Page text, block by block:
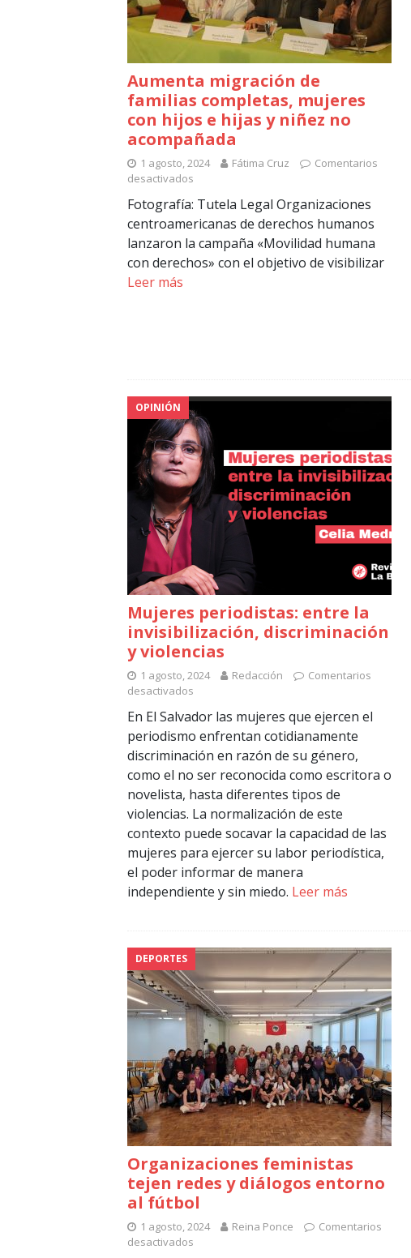
Aumenta migración de
familias completas, mujeres
con hijos e hijas y niñez no
acompañada
1 agosto, 2024 Fátima Cruz
Comentarios
desactivados
Fotografía: Tutela Legal Organizaciones
centroamericanas de derechos humanos
lanzaron la campaña «Movilidad humana
con derechos» con el objetivo de visibilizar
Leer más
OPINIÓN
Mujeres periodistas: entre la
invisibilización, discriminación
y violencias
1 agosto, 2024 Redacción
Comentarios
desactivados
En El Salvador las mujeres que ejercen el
periodismo enfrentan cotidianamente
discriminación en razón de su género,
como el no ser reconocida como escritora o
novelista, hasta diferentes tipos de
violencias. La normalización de este
contexto puede socavar la capacidad de las
mujeres para ejercer su labor periodística,
el poder informar de manera
independiente y sin miedo. Leer más
DEPORTES
Organizaciones feministas
tejen redes y diálogos entorno
al fútbol
1 agosto, 2024 Reina Ponce
Comentarios
desactivados